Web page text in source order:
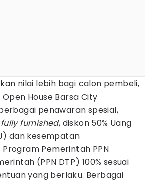
nilai lebih bagi calon pembeli,
House Barsa City
penawaran spesial,
fully furnished, diskon 50% Uang
dan kesempatan
Pemerintah PPN
(PPN DTP) 100% sesuai
yang berlaku. Berbagai